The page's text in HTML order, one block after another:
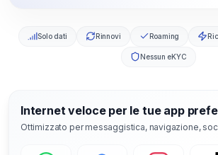
Solo dati Rinnovi Roaming
Nessun eKYC
Internet veloce per le tue app
Ottimizzato per messaggistica, navigazione,